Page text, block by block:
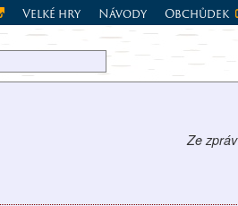
Velké hry Návody Obchůdek
Ze zpráv